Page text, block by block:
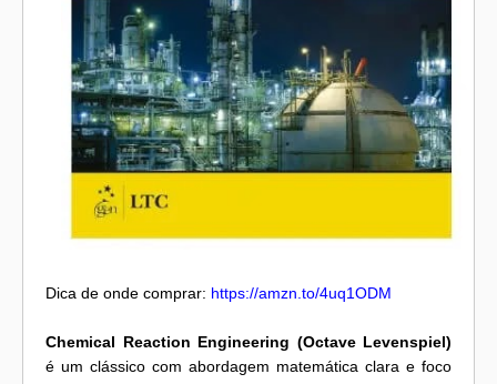
Dica de onde comprar: https://amzn.to/4uq1ODM
Chemical Reaction Engineering (Octave Levenspiel)
é um clássico com abordagem matemática clara e foco